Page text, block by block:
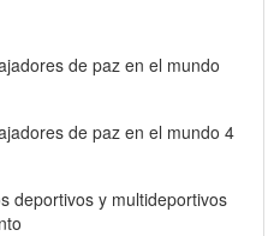
de paz en el mundo
de paz en el mundo 4
deportivos y multideportivos